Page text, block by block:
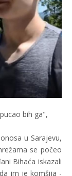
bih ga",
u Sarajevu,
se počeo
Bihaća iskazali
im je komšija -